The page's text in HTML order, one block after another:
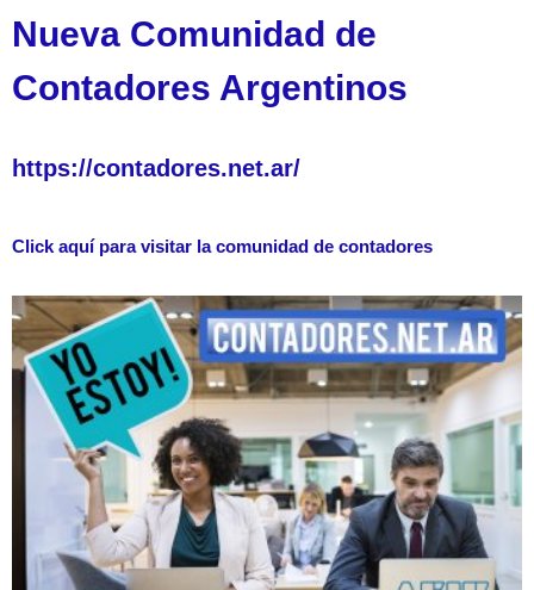
Nueva Comunidad de
Contadores Argentinos
https://contadores.net.ar/
Click aquí para visitar la comunidad de contadores